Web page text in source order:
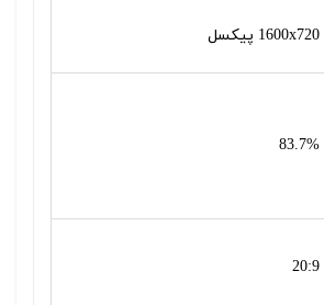
1600x720 پیکسل
83.7%
20:9